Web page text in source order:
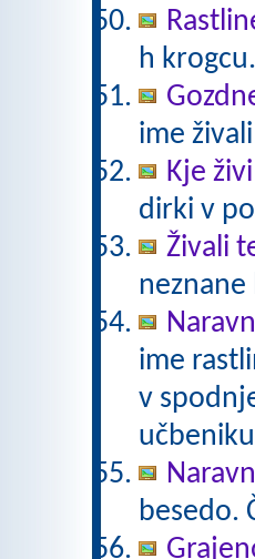
h krogcu.
ime
Kje
dirki v
Živali
neznane
ime
v
besedo.